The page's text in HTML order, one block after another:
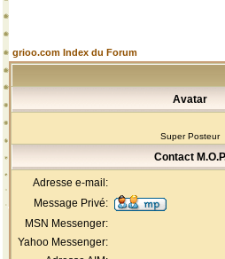
grioo.com Index du Forum
Avatar
Super Posteur
Contact
Adresse e-mail:
Message Privé:
MSN Messenger:
Yahoo Messenger: